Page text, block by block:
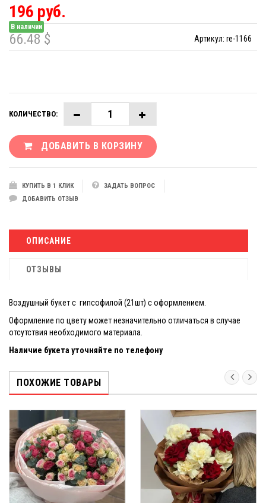
196 руб.
В наличии
Артикул: re-1166
66.48 $
КОЛИЧЕСТВО:
ДОБАВИТЬ В КОРЗИНУ
КУПИТЬ В 1 КЛИК
ЗАДАТЬ ВОПРОС
ДОБАВИТЬ ОТЗЫВ
ОПИСАНИЕ
ОТЗЫВЫ
Воздушный букет с гипсофилой (21шт) с оформлением.
Оформление по цвету может незначительно отличаться в случае
отсутствия необходимого материала.
Наличие букета уточняйте по телефону
ПОХОЖИЕ ТОВАРЫ